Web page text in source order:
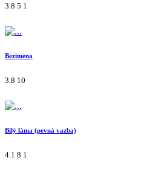
3.8 5 1
Bezimena
3.8 10
Bílý láma (pevná vazba)
4.1 8 1